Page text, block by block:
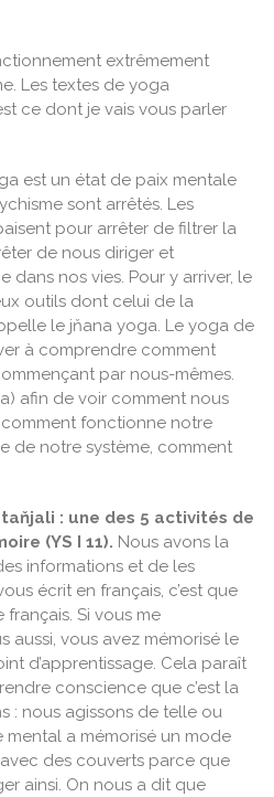
extrêmement
Les textes de yoga
ce dont je vais vous parler
est un état de paix mentale
sont arrêtés. Les
pour arrêter de filtrer la
de nous diriger et
dans nos vies. Pour y arriver, le
outils dont celui de la
le jňana yoga. Le yoga de
à comprendre comment
par nous-mêmes.
afin de voir comment nous
fonctionne notre
de notre système, comment
: une des 5 activités de
(YS I 11). Nous avons la
informations et de les
écrit en français, c’est que
Si vous me
aussi, vous avez mémorisé le
d’apprentissage. Cela paraît
conscience que c’est la
: nous agissons de telle ou
a mémorisé un mode
des couverts parce que
ainsi. On nous a dit que